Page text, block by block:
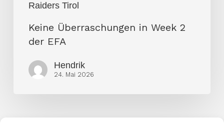
Raiders Tirol
Keine Überraschungen in Week 2
der EFA
Hendrik
24. Mai 2026